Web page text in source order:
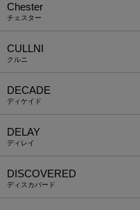
Chester
チェスター
CULLNI
クルニ
DECADE
ディケイド
DELAY
ディレイ
DISCOVERED
ディスカバード